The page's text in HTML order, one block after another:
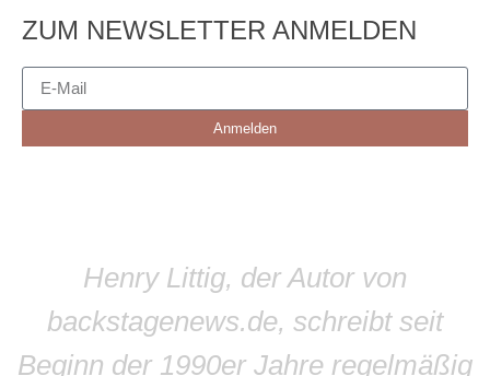
ZUM NEWSLETTER ANMELDEN
Anmelden
Henry Littig, der Autor von
backstagenews.de, schreibt seit
Beginn der 1990er Jahre regelmäßig